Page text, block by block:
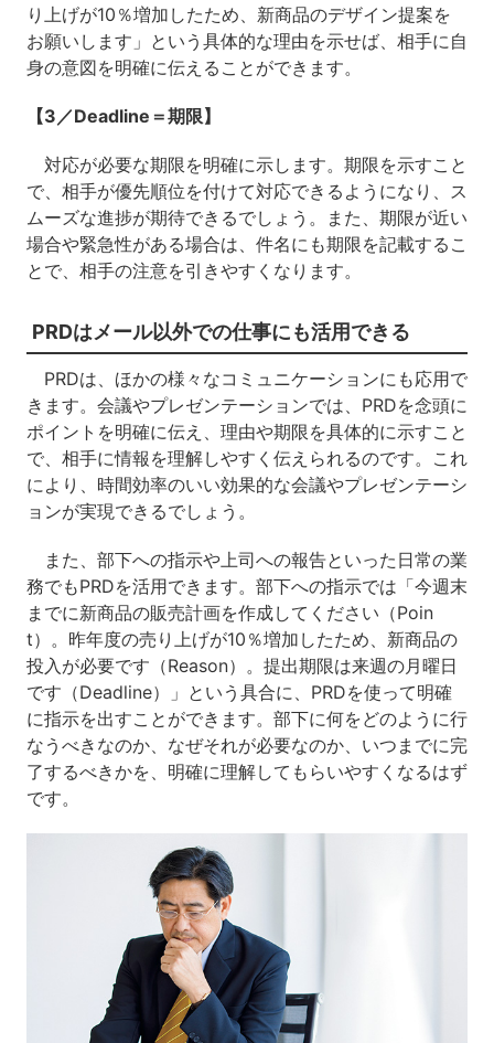
り上げが10％増加したため、新商品のデザイン提案を
お願いします」という具体的な理由を示せば、相手に自
身の意図を明確に伝えることができます。
【3／Deadline＝期限】
対応が必要な期限を明確に示します。期限を示すこと
で、相手が優先順位を付けて対応できるようになり、ス
ムーズな進捗が期待できるでしょう。また、期限が近い
場合や緊急性がある場合は、件名にも期限を記載するこ
とで、相手の注意を引きやすくなります。
PRDはメール以外での仕事にも活用できる
PRDは、ほかの様々なコミュニケーションにも応用で
きます。会議やプレゼンテーションでは、PRDを念頭に
ポイントを明確に伝え、理由や期限を具体的に示すこと
で、相手に情報を理解しやすく伝えられるのです。これ
により、時間効率のいい効果的な会議やプレゼンテーシ
ョンが実現できるでしょう。
また、部下への指示や上司への報告といった日常の業
務でもPRDを活用できます。部下への指示では「今週末
までに新商品の販売計画を作成してください（Poin
t）。昨年度の売り上げが10％増加したため、新商品の
投入が必要です（Reason）。提出期限は来週の月曜日
です（Deadline）」という具合に、PRDを使って明確
に指示を出すことができます。部下に何をどのように行
なうべきなのか、なぜそれが必要なのか、いつまでに完
了するべきかを、明確に理解してもらいやすくなるはず
です。